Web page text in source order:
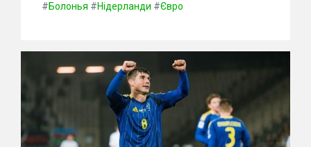
#Болонья #Нідерланди #Євро